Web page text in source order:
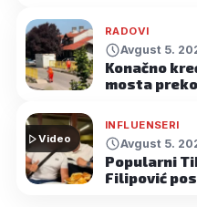
RADOVI
Avgust 5.
Konačno
mosta
Video
INFLUENSERI
Avgust 5.
Popularni
Filipović